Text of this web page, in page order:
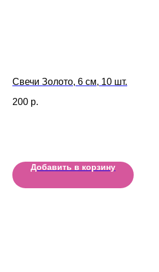
Свечи Золото, 6 см, 10 шт.
200 р.
Добавить в корзину